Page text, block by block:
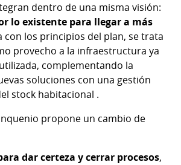
dentro de una misma visión:
lo existente para llegar a más
con los principios del plan, se trata
provecho a la infraestructura ya
complementando la
soluciones con una gestión
stock habitacional .
propone un cambio de
dar certeza y cerrar procesos,